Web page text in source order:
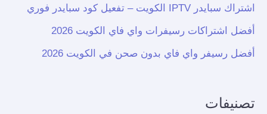
اشتراك سبايدر IPTV الكويت – تفعيل كود سبايدر فوري
أفضل اشتراكات رسيفرات واي فاي الكويت 2026
أفضل رسيفر واي فاي بدون صحن في الكويت 2026
تصنيفات